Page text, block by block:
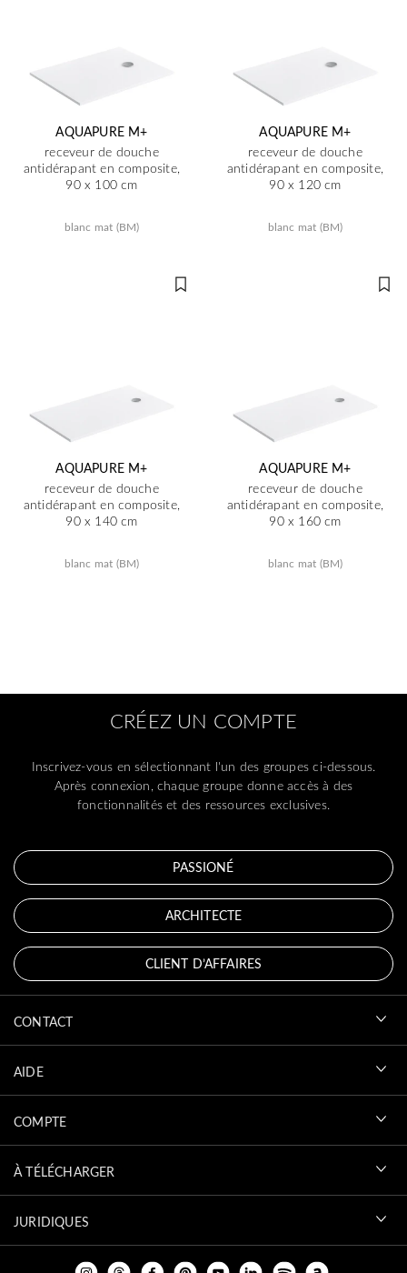
AQUAPURE M+
receveur de douche
antidérapant en composite,
90 x 100 cm
blanc mat (BM)
AQUAPURE M+
receveur de douche
antidérapant en composite,
90 x 120 cm
blanc mat (BM)
AQUAPURE M+
receveur de douche
antidérapant en composite,
90 x 140 cm
blanc mat (BM)
AQUAPURE M+
receveur de douche
antidérapant en composite,
90 x 160 cm
blanc mat (BM)
CRÉEZ UN COMPTE
Inscrivez-vous en sélectionnant l'un des groupes ci-dessous.
Après connexion, chaque groupe donne accès à des
fonctionnalités et des ressources exclusives.
PASSIONÉ
ARCHITECTE
CLIENT D’AFFAIRES
CONTACT
AIDE
COMPTE
À TÉLÉCHARGER
JURIDIQUES